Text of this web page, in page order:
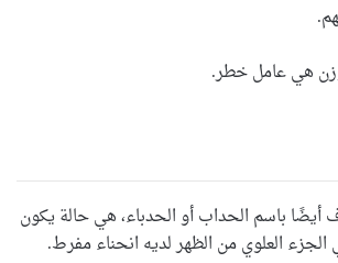
هي عامل خطر.
أيضًا باسم الحداب أو الحدباء، هي حالة يكون
الجزء العلوي من الظهر لديه انحناء مفرط.